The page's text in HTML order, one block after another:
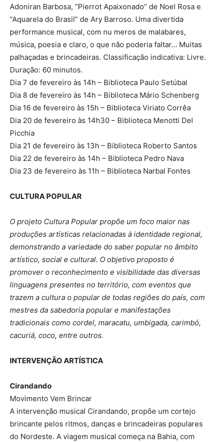
Adoniran Barbosa, “Pierrot Apaixonado” de Noel Rosa e
“Aquarela do Brasil” de Ary Barroso. Uma divertida
performance musical, com nu meros de malabares,
música, poesia e claro, o que não poderia faltar… Muitas
palhaçadas e brincadeiras. Classificação indicativa: Livre.
Duração: 60 minutos.
Dia 7 de fevereiro às 14h – Biblioteca Paulo Setúbal
Dia 8 de fevereiro às 14h – Biblioteca Mário Schenberg
Dia 16 de fevereiro às 15h – Biblioteca Viriato Corrêa
Dia 20 de fevereiro às 14h30 – Biblioteca Menotti Del
Picchia
Dia 21 de fevereiro às 13h – Biblioteca Roberto Santos
Dia 22 de fevereiro às 14h – Biblioteca Pedro Nava
Dia 23 de fevereiro às 11h – Biblioteca Narbal Fontes
CULTURA POPULAR
O projeto Cultura Popular propõe um foco maior nas
produções artísticas relacionadas à identidade regional,
demonstrando a variedade do saber popular no âmbito
artístico, social e cultural. O objetivo proposto é
promover o reconhecimento e visibilidade das diversas
linguagens presentes no território, com eventos que
trazem a cultura o popular de todas regiões do país, com
mestres da sabedoria popular e manifestações
tradicionais como cordel, maracatu, umbigada, carimbó,
cacuriá, coco, entre outros.
INTERVENÇÃO ARTÍSTICA
Cirandando
Movimento Vem Brincar
A intervenção musical Cirandando, propõe um cortejo
brincante pelos ritmos, danças e brincadeiras populares
do Nordeste. A viagem musical começa na Bahia, com